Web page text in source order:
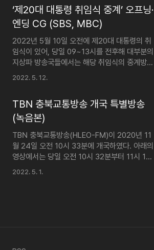
진다. 지진속보 시스템의 정점에 서 있는 일본
방송계를 벤치마킹하며 노력한 흔적도 보이는
듯하다. 특히 이런 변화의 흐름에 제일..
일 22시 30분부터 24시 30분까지 KBS1
DTV에서 '2023 새날마중' 프로그램을 방송하
던 도중 자정을 기해 2023년 1월 1일로 날짜가
넘어가는 시점에서 쓰인 새해 카운트다운 연출
입니다. [KBS 제1라디오] 2022-12-31
23:55~24:02 시점 녹음 12월 31일 23시 55
분부터 24시 02분까지 KBS 제1라디오에서
의 음성을 수중계..
‘제20대 대통령 취임식 중계’ 오프닝·
엔딩 CG (SBS, MBC)
2022년 5월 10일 오전에 제20대 대통령의 취
임식이 있어, 당일 09~13시를 전후해 대부분의
지상파 방송국들에서는 해당 취임식의 중계방송
을 내보냈었다. 이 글에서는 SBS와 MBC에서
녹화국: KBC 광주방송 (SBS 계열 지역민방) 녹
화 방식: 방송국 홈페이지에서 제공하는 온라인
스트리밍(1080p급) 녹화 MBC 녹화일: 2022.
5. 10. 녹화국: MBC 강원영동 녹화 방식: 방송
국 홈페이지에서 제공하는 온라인 스트리밍
(1080p급) 녹화
2022. 5. 12.
TBN 충북교통방송 개국 특별방송
(녹음본)
TBN 충북교통방송(HLEO-FM)이 2020년 11
월 24일 오전 10시 33분에 개국하였다. 아래의
영상에서는 당일 오전 10시 32분부터 11시 1분
까지 TBN 충북교통방송에서 송출된 방송 전체
2022. 5. 1.